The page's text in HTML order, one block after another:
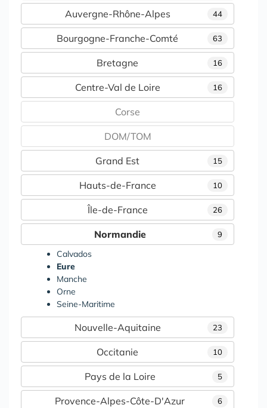
44
Auvergne-Rhône-Alpes
63
Bourgogne-Franche-Comté
16
Bretagne
16
Centre-Val de Loire
Corse
DOM/TOM
15
Grand Est
10
Hauts-de-France
26
Île-de-France
9
Normandie
Calvados
Eure
Manche
Orne
Seine-Maritime
23
Nouvelle-Aquitaine
10
Occitanie
5
Pays de la Loire
6
Provence-Alpes-Côte-D'Azur